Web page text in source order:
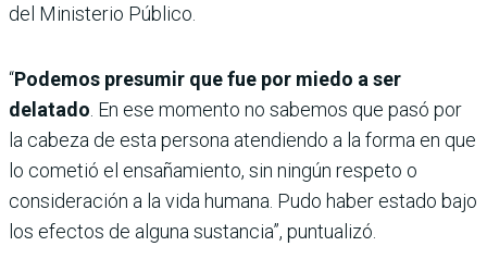
del Ministerio Público.
“Podemos presumir que fue por miedo a ser
delatado . En ese momento no sabemos que pasó por
la cabeza de esta persona atendiendo a la forma en que
lo cometió el ensañamiento, sin ningún respeto o
consideración a la vida humana. Pudo haber estado bajo
los efectos de alguna sustancia”, puntualizó.